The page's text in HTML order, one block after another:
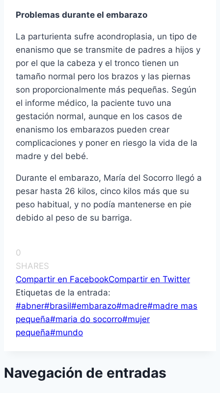
Problemas durante el embarazo
La parturienta sufre acondroplasia, un tipo de
enanismo que se transmite de padres a hijos y
por el que la cabeza y el tronco tienen un
tamaño normal pero los brazos y las piernas
son proporcionalmente más pequeñas. Según
el informe médico, la paciente tuvo una
gestación normal, aunque en los casos de
enanismo los embarazos pueden crear
complicaciones y poner en riesgo la vida de la
madre y del bebé.
Durante el embarazo, Marí­a del Socorro llegó a
pesar hasta 26 kilos, cinco kilos más que su
peso habitual, y no podí­a mantenerse en pie
debido al peso de su barriga.
0
SHARES
Compartir en FacebookCompartir en Twitter
Etiquetas de la entrada:
#abner#brasil#embarazo#madre#madre mas
pequeña#maria do socorro#mujer
pequeña#mundo
Navegación de entradas